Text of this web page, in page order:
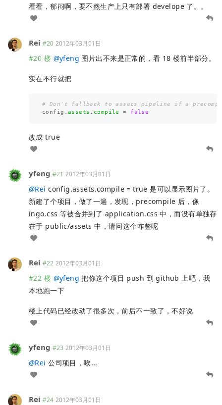
看看，郁闷啊，要不然生产上只有部署 develope 了。。
Rei #20 2012年03月01日
#20 楼 @yfeng 图片出不来是正常的，看 18 楼前半部分。
实在不行就把
# Don't fallback to assets pipeline if a
config . assets . compile = false
改成 true
yfeng #21 2012年03月01日
@Rei config.assets.compile = true 是可以显示图片了。
新建了个项目，做了一遍，发现，precompile 后，像
ingo.css 等被合并到了 application.css 中，而没有单独存
在于 public/assets 中，请问这个咋整呢
Rei #22 2012年03月01日
#22 楼 @yfeng 把你这个项目 push 到 github 上吧，我
本地跑一下
楼上代码已经改动了很多次，前后不一致了，不好说
yfeng #23 2012年03月01日
@Rei 公司项目，唉...
Rei #24 2012年03月01日